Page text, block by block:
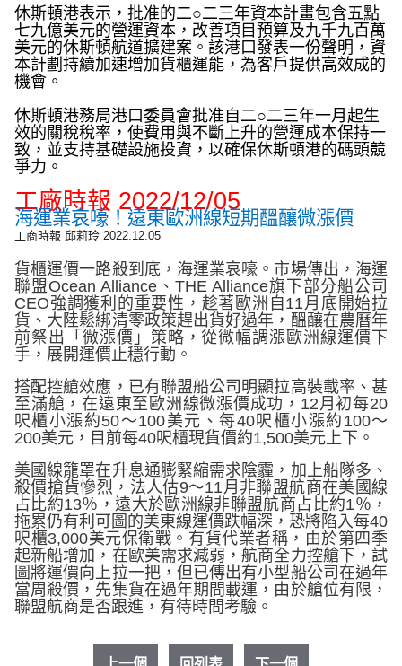
休斯頓港表示，批准的二○二三年資本計畫包含五點
七九億美元的營運資本，改善項目預算及九千九百萬
美元的休斯頓航道擴建案。該港口發表一份聲明，資
本計劃持續加速增加貨櫃運能，為客戶提供高效成的
機會。
休斯頓港務局港口委員會批准自二○二三年一月起生
效的關稅稅率，使費用與不斷上升的營運成本保持一
致，並支持基礎設施投資，以確保休斯頓港的碼頭競
爭力。
工廠時報 2022/12/05
海運業哀嚎！遠東歐洲線短期醞釀微漲價
工商時報 邱莉玲 2022.12.05
貨櫃運價一路殺到底，海運業哀嚎。市場傳出，海運
聯盟 Ocean Alliance 、 THE Alliance旗下部分船公司
CEO強調獲利的重要性，趁著歐洲自 11月底開始拉
貨、大陸鬆綁清零政策趕出貨好過年，醞釀在農曆年
前祭出「微漲價」策略，從微幅調漲歐洲線運價下
手，展開運價止穩行動。
搭配控艙效應，已有聯盟船公司明顯拉高裝載率、甚
至滿艙，在遠東至歐洲線微漲價成功， 12月初每20
呎櫃小漲約50～100美元、每40呎櫃小漲約 100～
200美元，目前每40呎櫃現貨價約1,500美元上下。
美國線籠罩在升息通膨緊縮需求陰霾，加上船隊多、
殺價搶貨慘烈，法人估9～11月非聯盟航商在美國線
占比約13％，遠大於歐洲線非聯盟航商占比約1％，
拖累仍有利可圖的美東線運價跌幅深，恐將陷入每40
呎櫃3,000美元保衛戰。有貨代業者稱，由於第四季
起新船增加，在歐美需求減弱，航商全力控艙下，試
圖將運價向上拉一把，但已傳出有小型船公司在過年
當周殺價，先集貨在過年期間載運，由於艙位有限，
聯盟航商是否跟進，有待時間考驗。